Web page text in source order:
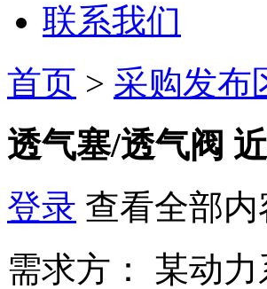
联系我们
首页 > 采购发布
透气塞/透气阀
登录 查看全部内
需求方：
某动